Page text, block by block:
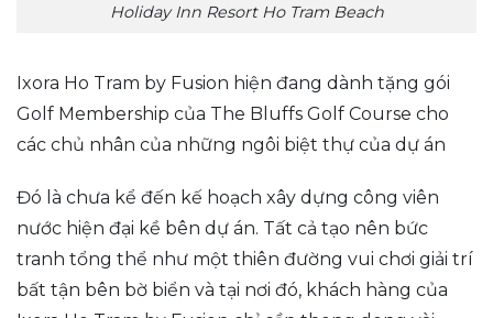
Holiday Inn Resort Ho Tram Beach
Ixora Ho Tram by Fusion hiện đang dành tặng gói
Golf Membership của The Bluffs Golf Course cho
các chủ nhân của những ngôi biệt thự của dự án
Đó là chưa kể đến kế hoạch xây dựng công viên
nước hiện đại kề bên dự án. Tất cả tạo nên bức
tranh tổng thể như một thiên đường vui chơi giải trí
bất tận bên bờ biển và tại nơi đó, khách hàng của